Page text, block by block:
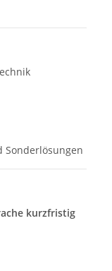
kurzfristig